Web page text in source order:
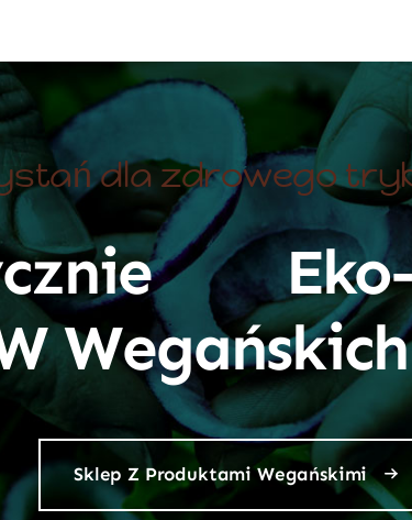
dla zdrowego
Sklep Z Produktami Wegańskimi